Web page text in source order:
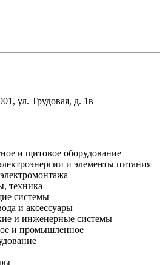
ул. Трудовая, д. 1в
и щитовое оборудование
и элементы питания
техника
системы
и аксессуары
и инженерные системы
и промышленное